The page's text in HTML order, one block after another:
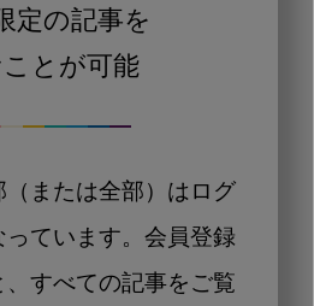
定の記事を
とが可能
または全部）はログ
っています。会員登録
、すべての記事をご覧